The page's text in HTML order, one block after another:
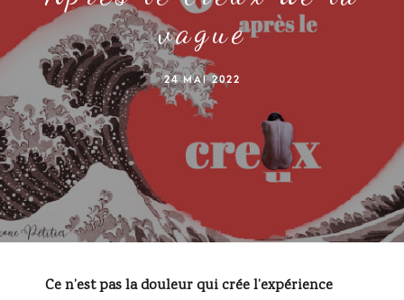
vague
24 MAI 2022
Ce n’est pas la douleur qui crée l’expérience